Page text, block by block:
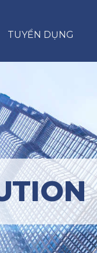
TUYỂN DỤNG